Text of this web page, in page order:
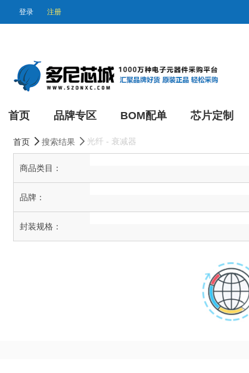
登录 注册
首页 品牌专区 BOM配单 芯片定制
首页 搜索结果 光纤 - 衰减器
商品类目：
品牌：
封装规格：